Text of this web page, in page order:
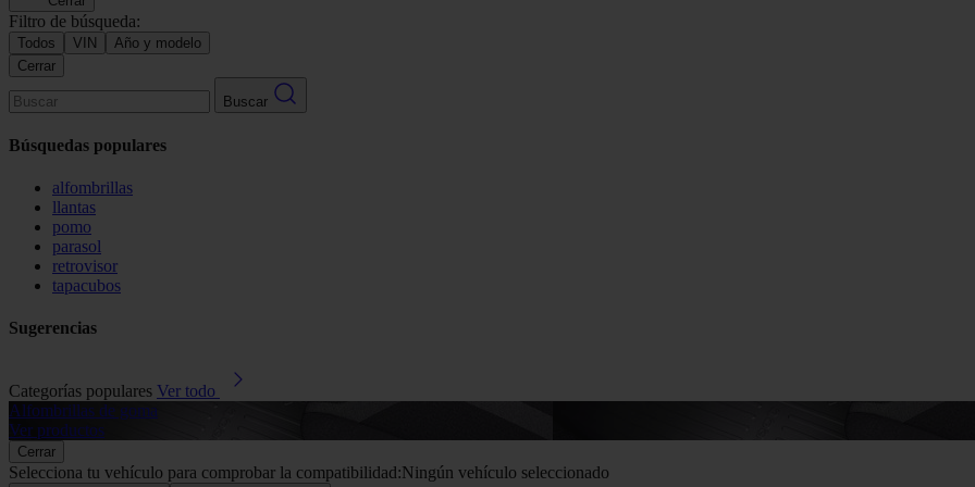
Filtro de búsqueda:
Todos VIN
Año y modelo
Cerrar
Buscar
Búsquedas populares
alfombrillas
llantas
pomo
parasol
retrovisor
tapacubos
Sugerencias
Categorías populares Ver todo
Alfombrillas de goma
Ver productos
Cerrar
Selecciona tu vehículo para comprobar la compatibilidad:Ningún vehículo seleccionado